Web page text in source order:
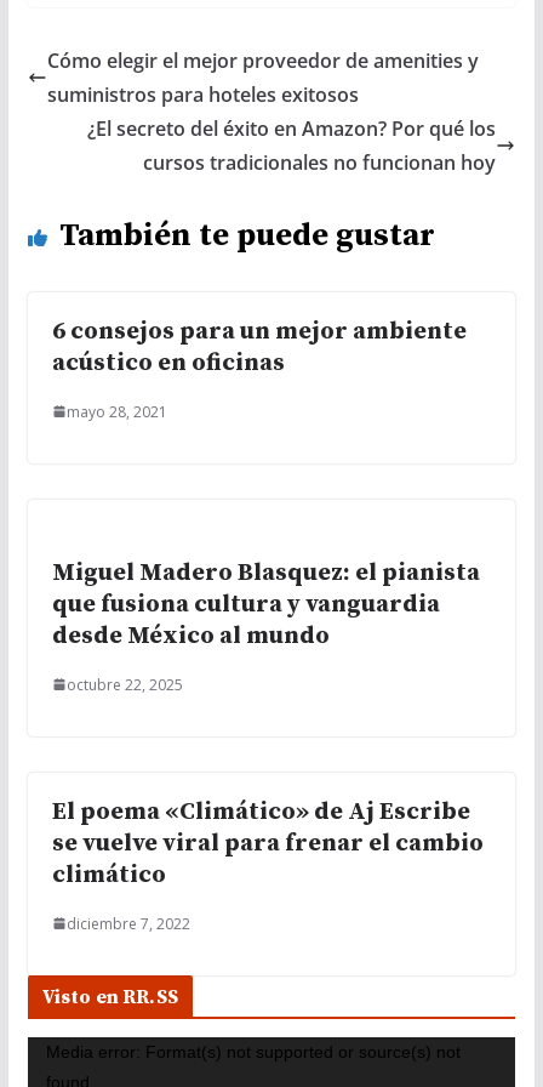
Cómo elegir el mejor proveedor de amenities y
suministros para hoteles exitosos
¿El secreto del éxito en Amazon? Por qué los
cursos tradicionales no funcionan hoy
También te puede gustar
6 consejos para un mejor ambiente
acústico en oficinas
mayo 28, 2021
Miguel Madero Blasquez: el pianista
que fusiona cultura y vanguardia
desde México al mundo
octubre 22, 2025
El poema «Climático» de Aj Escribe
se vuelve viral para frenar el cambio
climático
diciembre 7, 2022
Visto en RR.SS
Media error: Format(s) not supported or source(s) not
found